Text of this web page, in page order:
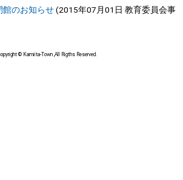
館のお知らせ(2015年07月01日 教育委員会事
© Kamiita-Town ,All Rigths Reserved.